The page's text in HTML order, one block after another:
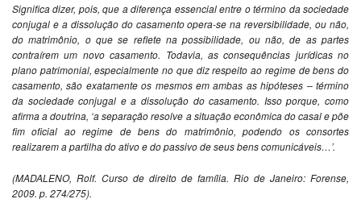
Significa dizer, pois, que a diferença essencial entre o término da sociedade
conjugal e a dissolução do casamento opera-se na reversibilidade, ou não,
do matrimônio, o que se reflete na possibilidade, ou não, de as partes
contraírem um novo casamento. Todavia, as consequências jurídicas no
plano patrimonial, especialmente no que diz respeito ao regime de bens do
casamento, são exatamente os mesmos em ambas as hipóteses – término
da sociedade conjugal e a dissolução do casamento. Isso porque, como
afirma a doutrina, ‘a separação resolve a situação econômica do casal e põe
fim oficial ao regime de bens do matrimônio, podendo os consortes
realizarem a partilha do ativo e do passivo de seus bens comunicáveis…’.
(MADALENO, Rolf. Curso de direito de família. Rio de Janeiro: Forense,
2009. p. 274/275).